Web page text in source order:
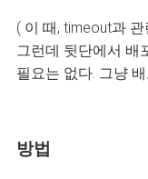
( 이 때, timeout과
그런데 뒷단에서 배
필요는 없다. 그냥
방법